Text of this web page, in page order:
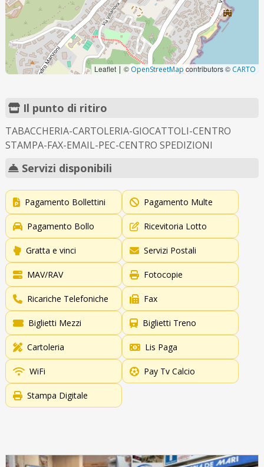
Leaflet | © OpenStreetMap contributors © CARTO
Il punto di ritiro
TABACCHERIA-CARTOLERIA-GIOCATTOLI-CENTRO
STAMPA-FAX-EMAIL-PEC-CENTRO SPEDIZIONI
Servizi disponibili
Pagamento Bollettini Pagamento Multe
Pagamento Bollo Ricevitoria Lotto
Gratta e vinci Servizi Postali
MAV/RAV Fotocopie
Ricariche Telefoniche Fax
Biglietti Mezzi Biglietti Treno
Cartoleria Lis Paga
WiFi Pay Tv Calcio
Stampa Digitale